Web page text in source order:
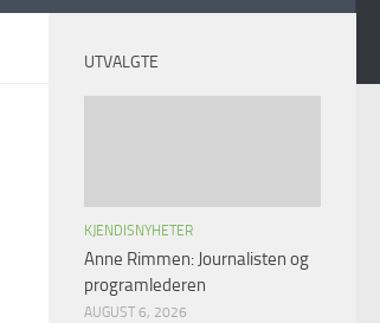
UTVALGTE
KJENDISNYHETER
Anne Rimmen: Journalisten og
programlederen
AUGUST 6, 2026